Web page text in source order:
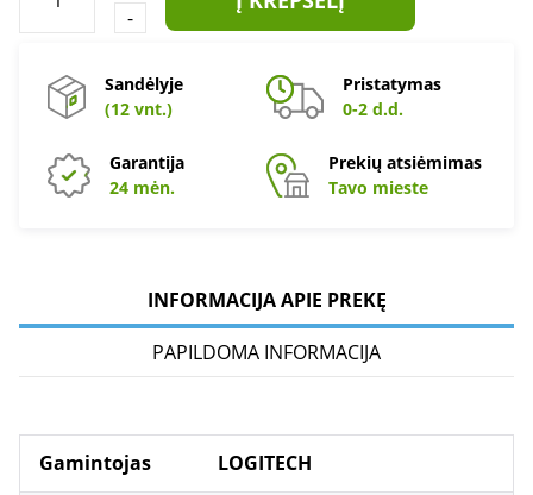
-
Sandėlyje
(12 vnt.)
Pristatymas
0-2 d.d.
Garantija
24 mėn.
Prekių atsiėmimas
Tavo mieste
INFORMACIJA APIE PREKĘ
PAPILDOMA INFORMACIJA
Gamintojas LOGITECH